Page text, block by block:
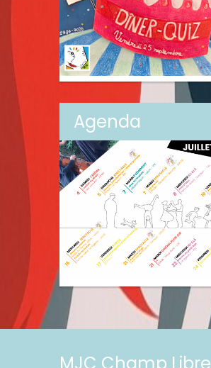
Agenda